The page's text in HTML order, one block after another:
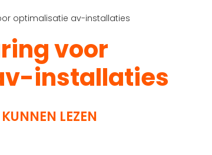
optimalisatie av-installaties
voor
installaties
LEZEN